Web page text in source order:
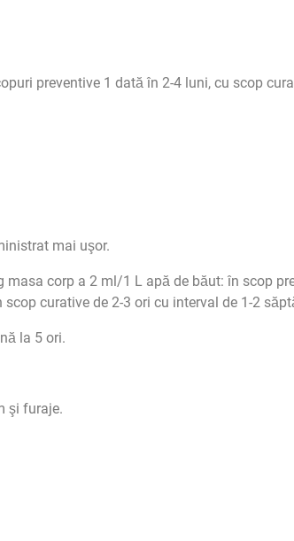
preventive 1 dată în 2-4 luni, cu scop
mai uşor.
corp a 2 ml/1 L apă de băut: în scop
curative de 2-3 ori cu interval de 1-2
la 5 ori.
şi furaje.